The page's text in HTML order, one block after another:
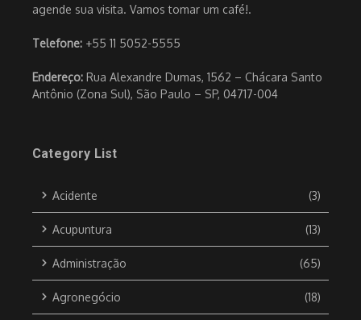
agende sua visita. Vamos tomar um café!.
Telefone: +55 11 5052-5555
Endereço: Rua Alexandre Dumas, 1562 – Chácara Santo
Antônio (Zona Sul), São Paulo – SP, 04717-004
Category List
Acidente (3)
Acupuntura (13)
Administração (65)
Agronegócio (18)